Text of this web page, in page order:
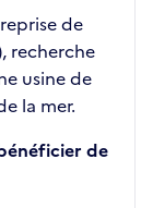
de
recherche
usine de
la mer.
de